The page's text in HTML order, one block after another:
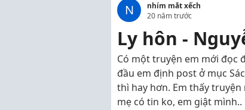
N
nhím mắt xếch
20 năm trước
Ly hôn -
Có một truyện em mới đọc
đầu em định post ở mục
thì hay hơn. Em thấy
mẹ có tin ko, em giật mình..